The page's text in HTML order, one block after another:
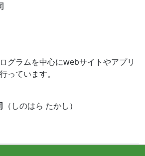
グラムを中心にwebサイトやアプリ
っています。
（しのはら たかし）